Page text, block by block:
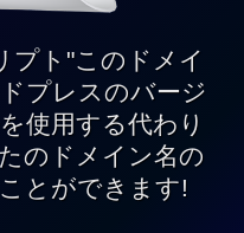
プト"このドメイ
プレスのバージ
使用する代わり
のドメイン名の
とができます!